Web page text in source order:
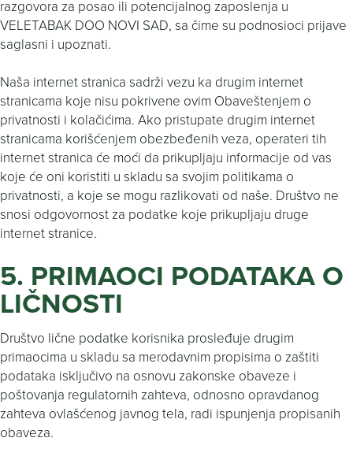
razgovora za posao ili potencijalnog zaposlenja u
VELETABAK DOO NOVI SAD, sa čime su podnosioci prijave
saglasni i upoznati.
Naša internet stranica sadrži vezu ka drugim internet
stranicama koje nisu pokrivene ovim Obaveštenjem o
privatnosti i kolačićima. Ako pristupate drugim internet
stranicama korišćenjem obezbeđenih veza, operateri tih
internet stranica će moći da prikupljaju informacije od vas
koje će oni koristiti u skladu sa svojim politikama o
privatnosti, a koje se mogu razlikovati od naše. Društvo ne
snosi odgovornost za podatke koje prikupljaju druge
internet stranice.
5. PRIMAOCI PODATAKA O
LIČNOSTI
Društvo lične podatke korisnika prosleđuje drugim
primaocima u skladu sa merodavnim propisima o zaštiti
podataka isključivo na osnovu zakonske obaveze i
poštovanja regulatornih zahteva, odnosno opravdanog
zahteva ovlašćenog javnog tela, radi ispunjenja propisanih
obaveza.